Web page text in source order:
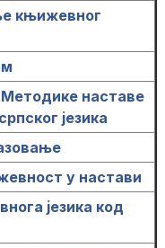
књижевног
Методике наставе
језика
у настави
језика код